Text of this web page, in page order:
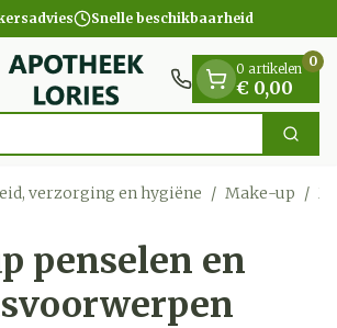
Snelle beschikbaarheid
Zoek
0 artikelen
€ 0,00
0
verzorging en hygiëne / Make-up /
penselen en